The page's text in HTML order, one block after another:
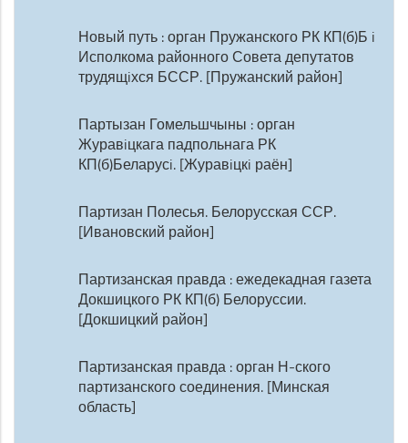
Новый путь : орган Пружанского РК КП(б)Б i
Исполкома районного Совета депутатов
трудящiхся БССР. [Пружанский район]
Партызан Гомельшчыны : орган
Журавiцкага падпольнага РК
КП(б)Беларусi. [Журавiцкi раён]
Партизан Полесья. Белорусская ССР.
[Ивановский район]
Партизанская правда : ежедекадная газета
Докшицкого РК КП(б) Белоруссии.
[Докшицкий район]
Партизанская правда : орган Н-ского
партизанского соединения. [Минская
область]